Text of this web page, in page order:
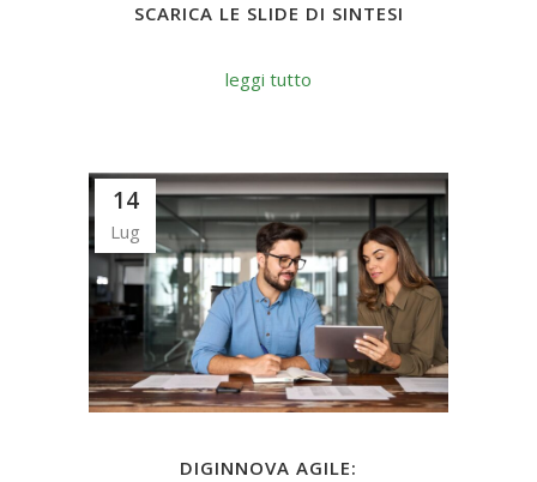
SCARICA LE SLIDE DI SINTESI
leggi tutto
14
Lug
DIGINNOVA AGILE: